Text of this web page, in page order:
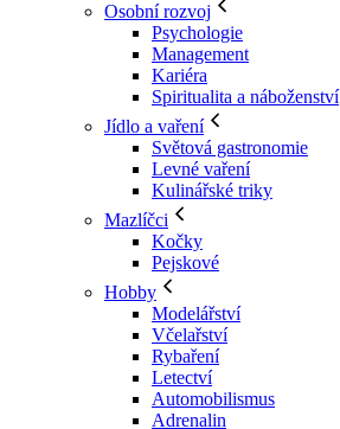
Osobní rozvoj
Psychologie
Management
Kariéra
Spiritualita a náboženství
Jídlo a vaření
Světová gastronomie
Levné vaření
Kulinářské triky
Mazlíčci
Kočky
Pejskové
Hobby
Modelářství
Včelařství
Rybaření
Letectví
Automobilismus
Adrenalin